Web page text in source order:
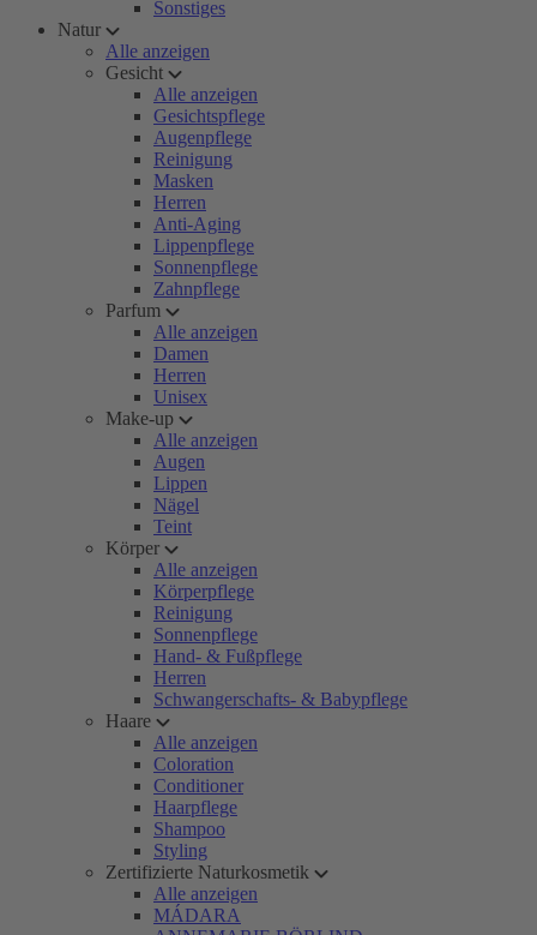
Sonstiges
Natur
Alle anzeigen
Gesicht
Alle anzeigen
Gesichtspflege
Augenpflege
Reinigung
Masken
Herren
Anti-Aging
Lippenpflege
Sonnenpflege
Zahnpflege
Parfum
Alle anzeigen
Damen
Herren
Unisex
Make-up
Alle anzeigen
Augen
Lippen
Nägel
Teint
Körper
Alle anzeigen
Körperpflege
Reinigung
Sonnenpflege
Hand- & Fußpflege
Herren
Schwangerschafts- & Babypflege
Haare
Alle anzeigen
Coloration
Conditioner
Haarpflege
Shampoo
Styling
Zertifizierte Naturkosmetik
Alle anzeigen
MÁDARA